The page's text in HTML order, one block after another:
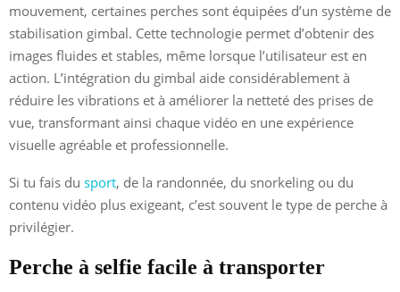
mouvement, certaines perches sont équipées d’un système de
stabilisation gimbal. Cette technologie permet d’obtenir des
images fluides et stables, même lorsque l’utilisateur est en
action. L’intégration du gimbal aide considérablement à
réduire les vibrations et à améliorer la netteté des prises de
vue, transformant ainsi chaque vidéo en une expérience
visuelle agréable et professionnelle.
Si tu fais du sport, de la randonnée, du snorkeling ou du
contenu vidéo plus exigeant, c’est souvent le type de perche à
privilégier.
Perche à selfie facile à transporter